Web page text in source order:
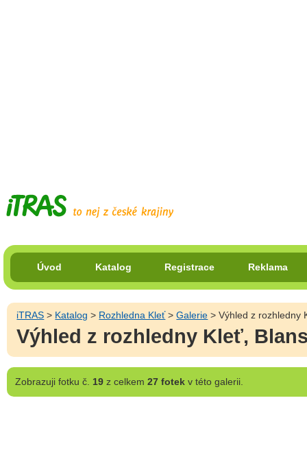
Úvod Katalog Registrace Reklama
iTRAS > Katalog > Rozhledna Kleť>Galerie > Výhled z rozhledny
Výhled z rozhledny Kleť,
Zobrazujifotku č. 19z celkem 27 fotekv této galerii.